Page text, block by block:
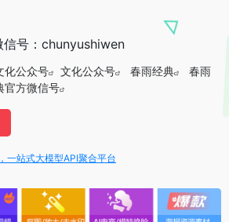
信号：chunyushiwen
化公众号 文化公众号 春雨经典
春雨
官方微信号
式大模型API聚合平台